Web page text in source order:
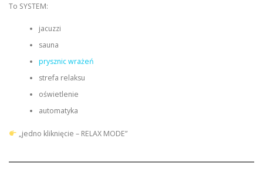
To SYSTEM:
jacuzzi
sauna
prysznic wrażeń
strefa relaksu
oświetlenie
automatyka
„jedno kliknięcie – RELAX MODE”